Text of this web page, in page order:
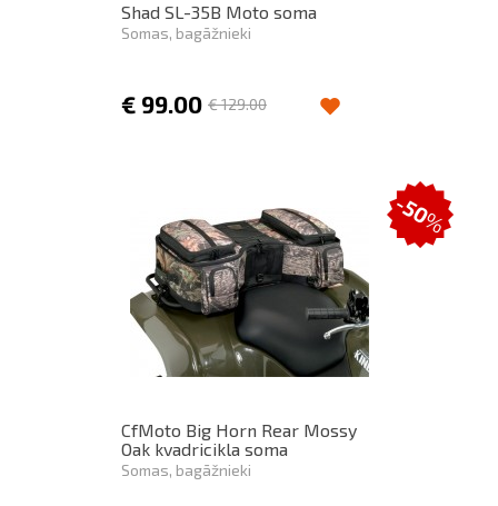
Shad SL-35B Moto soma
Somas, bagāžnieki
€ 99.00 €129.00
CfMoto Big Horn Rear Mossy
Oak kvadricikla soma
Somas, bagāžnieki
-50%